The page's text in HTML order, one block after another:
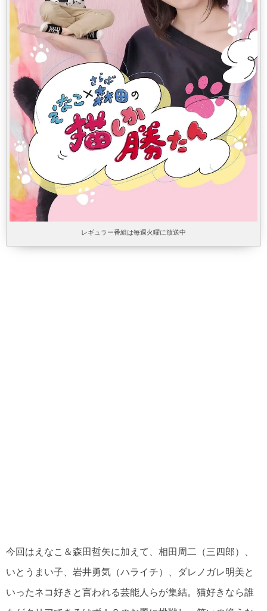
レギュラー番組は毎週火曜に放送中
今回はえなこ＆森田哲矢に加えて、相田周二（三四郎）、
いとうまい子、岩井勇気（ハライチ）、ダレノガレ明美と
いったネコ好きと言われる芸能人らが集結。猫好きなら誰